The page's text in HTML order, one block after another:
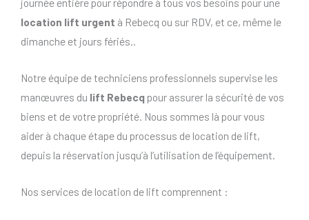
journée entière pour répondre à tous vos besoins pour une
location lift urgent à Rebecq ou sur RDV, et ce, même le
dimanche et jours fériés..
Notre équipe de techniciens professionnels supervise les
manœuvres du lift Rebecq pour assurer la sécurité de vos
biens et de votre propriété. Nous sommes là pour vous
aider à chaque étape du processus de location de lift,
depuis la réservation jusqu’à l’utilisation de l’équipement.
Nos services de location de lift comprennent :